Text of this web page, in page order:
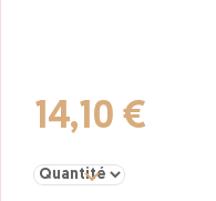
14,10 €
Sélectionner la quantité